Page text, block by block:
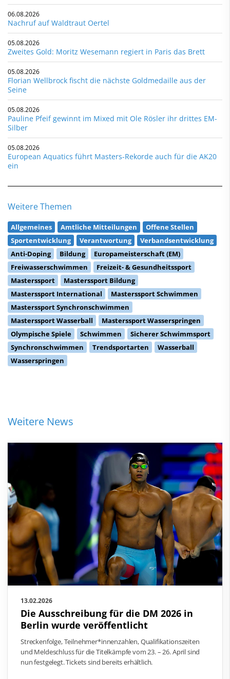
06.08.2026
Nachruf auf Waldtraut Oertel
05.08.2026
Zweites Gold: Moritz Wesemann regiert in Paris das Brett
05.08.2026
Florian Wellbrock fischt die nächste Goldmedaille aus der
Seine
05.08.2026
Pauline Pfeif gewinnt im Mixed mit Ole Rösler ihr drittes EM-
Silber
05.08.2026
European Aquatics führt Masters-Rekorde auch für die AK20
ein
Weitere Themen
Allgemeines Amtliche Mitteilungen
Offene Stellen
Sportentwicklung
Verantwortung
Verbandsentwicklung
Anti-Doping
Bildung
Europameisterschaft (EM)
Freiwasserschwimmen
Freizeit- & Gesundheitssport
Masterssport
Masterssport Bildung
Masterssport International
Masterssport Schwimmen
Masterssport Synchronschwimmen
Masterssport Wasserball
Masterssport Wasserspringen
Olympische Spiele
Schwimmen
Sicherer Schwimmsport
Synchronschwimmen
Trendsportarten
Wasserball
Wasserspringen
Weitere News
13.02.2026
Die Ausschreibung für die DM 2026 in
Berlin wurde veröffentlicht
Streckenfolge, Teilnehmer*innenzahlen, Qualifikationszeiten
und Meldeschluss für die Titelkämpfe vom 23. – 26. April sind
nun festgelegt. Tickets sind bereits erhältlich.